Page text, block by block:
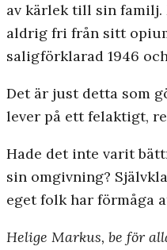
av kärlek till sin familj.
aldrig fri från sitt
saligförklarad 1946
Det är just detta som
lever på ett felaktigt,
Hade det inte varit
sin omgivning?
eget folk har förmåga
Helige Markus, be för